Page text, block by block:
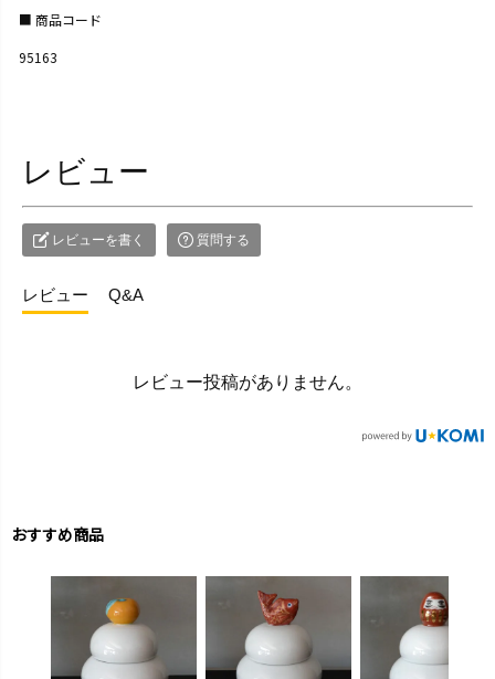
商品コード
95163
レビュー
レビューを書く 質問する
レビュー Q&A
レビュー投稿がありません。
おすすめ商品